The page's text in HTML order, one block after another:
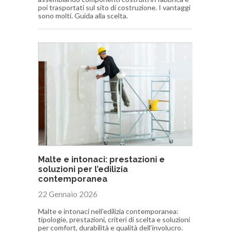
poi trasportati sul sito di costruzione. I vantaggi
sono molti. Guida alla scelta.
Malte e intonaci: prestazioni e
soluzioni per l’edilizia
contemporanea
22 Gennaio 2026
Malte e intonaci nell’edilizia contemporanea:
tipologie, prestazioni, criteri di scelta e soluzioni
per comfort, durabilità e qualità dell’involucro.